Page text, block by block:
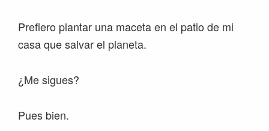
Prefiero plantar una maceta en el patio de mi
casa que salvar el planeta.
¿Me sigues?
Pues bien.